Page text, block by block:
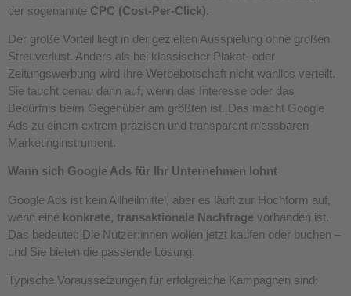
der sogenannte CPC (Cost-Per-Click).
Der große Vorteil liegt in der gezielten Ausspielung ohne großen
Streuverlust. Anders als bei klassischer Plakat- oder
Zeitungswerbung wird Ihre Werbebotschaft nicht wahllos verteilt.
Sie taucht genau dann auf, wenn das Interesse oder das
Bedürfnis beim Gegenüber am größten ist. Das macht Google
Ads zu einem extrem präzisen und transparent messbaren
Marketinginstrument.
Wann sich Google Ads für Ihr Unternehmen lohnt
Google Ads ist kein Allheilmittel, aber es läuft zur Hochform auf,
wenn eine konkrete, transaktionale Nachfrage vorhanden ist.
Das bedeutet: Die Nutzer:innen wollen jetzt kaufen oder buchen –
und Sie bieten die passende Lösung.
Typische Voraussetzungen für erfolgreiche Kampagnen sind: